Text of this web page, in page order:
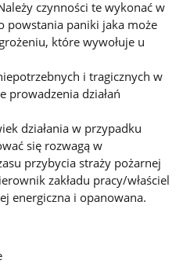
czynności te wykonać w
powstania paniki jaka może
które wywołuje u
i tragicznych w
prowadzenia działań
działania w przypadku
się rozwagą w
przybycia straży pożarnej
zakładu pracy/właściel
energiczna i opanowana.